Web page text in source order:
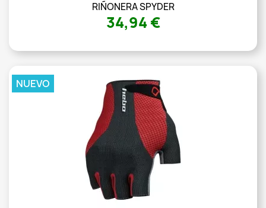
RIÑONERA SPYDER
34,94 €
NUEVO